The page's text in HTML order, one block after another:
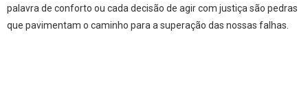
palavra de conforto ou cada decisão de agir com justiça são pedras
que pavimentam o caminho para a superação das nossas falhas.